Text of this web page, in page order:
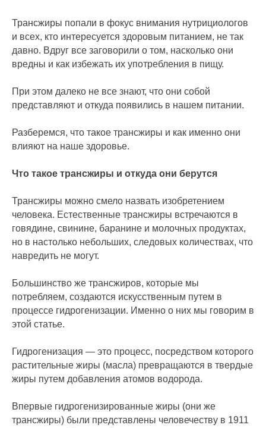
Трансжиры попали в фокус внимания нутрициологов
и всех, кто интересуется здоровым питанием, не так
давно. Вдруг все заговорили о том, насколько они
вредны и как избежать их употребления в пищу.
При этом далеко не все знают, что они собой
представляют и откуда появились в нашем питании.
Разберемся, что такое трансжиры и как именно они
влияют на наше здоровье.
Что такое трансжиры и откуда они берутся
Трансжиры можно смело назвать изобретением
человека. Естественные трансжиры встречаются в
говядине, свинине, баранине и молочных продуктах,
но в настолько небольших, следовых количествах, что
навредить не могут.
Большинство же трансжиров, которые мы
потребляем, создаются искусственным путем в
процессе гидрогенизации. Именно о них мы говорим в
этой статье.
Гидрогенизация — это процесс, посредством которого
растительные жиры (масла) превращаются в твердые
жиры путем добавления атомов водорода.
Впервые гидрогенизированные жиры (они же
трансжиры) были представлены человечеству в 1911